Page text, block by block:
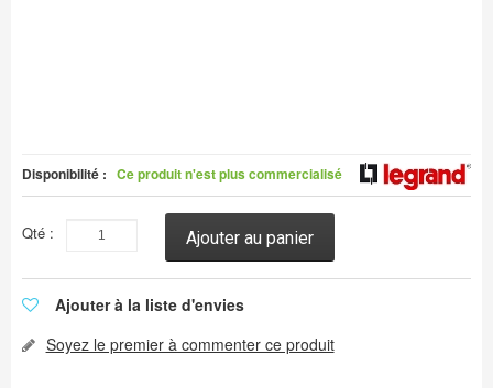
Disponibilité : Ce produit n'est plus commercialisé
Qté : Ajouter au panier
Ajouter à la liste d'envies
Soyez le premier à commenter ce produit